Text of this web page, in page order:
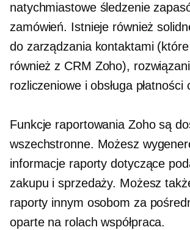
natychmiastowe śledzenie
zamówień. Istnieje również
do zarządzania kontaktami
również z CRM Zoho),
rozliczeniowe i obsługa płatności
Funkcje raportowania Zoho są
wszechstronne. Możesz
informacje raporty dotyczące
zakupu i sprzedaży. Możesz
raporty innym osobom za
oparte na rolach współpraca.